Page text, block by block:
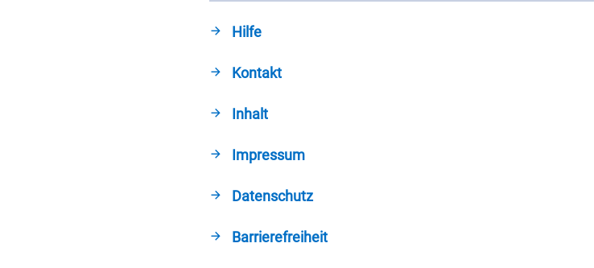
Hilfe
Kontakt
Inhalt
Impressum
Datenschutz
Barrierefreiheit